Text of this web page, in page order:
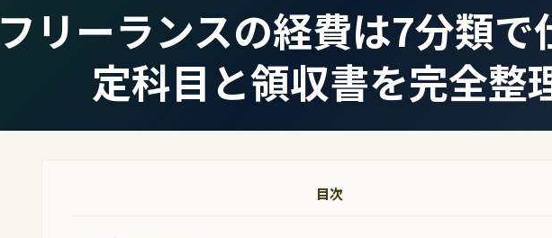
フリーランスの経費は7分類で
定科目と領収書を完全整
目次